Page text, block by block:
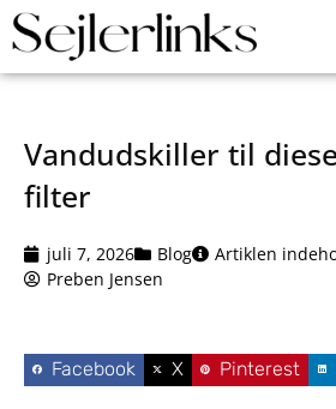
Vandudskiller til
filter
juli 7, 2026 Blog
Artiklen
Preben Jensen
Facebook X Pinterest